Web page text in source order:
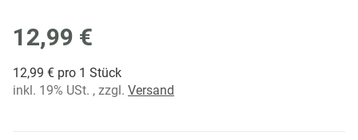
12,99 €
12,99 € pro 1 Stück
inkl. 19% USt. , zzgl. Versand